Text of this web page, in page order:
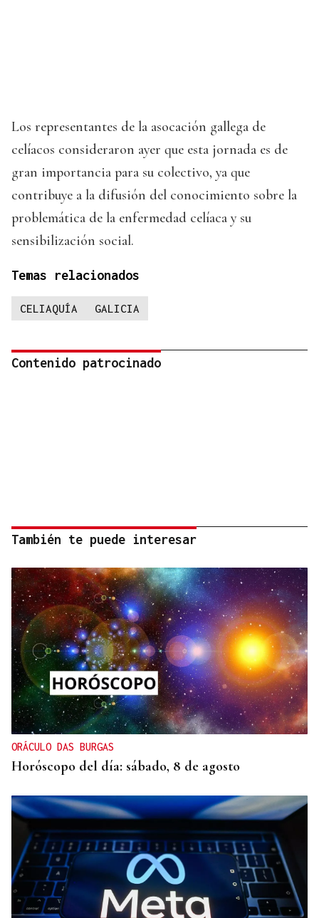
Los representantes de la asocación gallega de
celíacos consideraron ayer que esta jornada es de
gran importancia para su colectivo, ya que
contribuye a la difusión del conocimiento sobre la
problemática de la enfermedad celíaca y su
sensibilización social.
Temas relacionados
CELIAQUÍA GALICIA
Contenido patrocinado
También te puede interesar
ORÁCULO DAS BURGAS
Horóscopo del día: sábado, 8 de agosto